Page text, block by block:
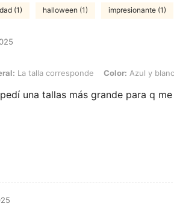
(1) halloween (1) impresionante (1)
La talla corresponde, Color: Azul y blanco, Talla:
La talla corresponde Color: Azul y
una tallas más grande para q